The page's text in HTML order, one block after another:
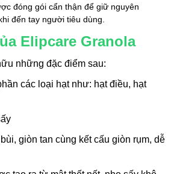
đóng gói cẩn thận để giữ nguyên
đến tay người tiêu dùng.
Elipcare Granola
những đặc điểm sau:
các loại hạt như: hạt điều, hạt
giòn tan cùng kết cấu giòn rụm, dễ